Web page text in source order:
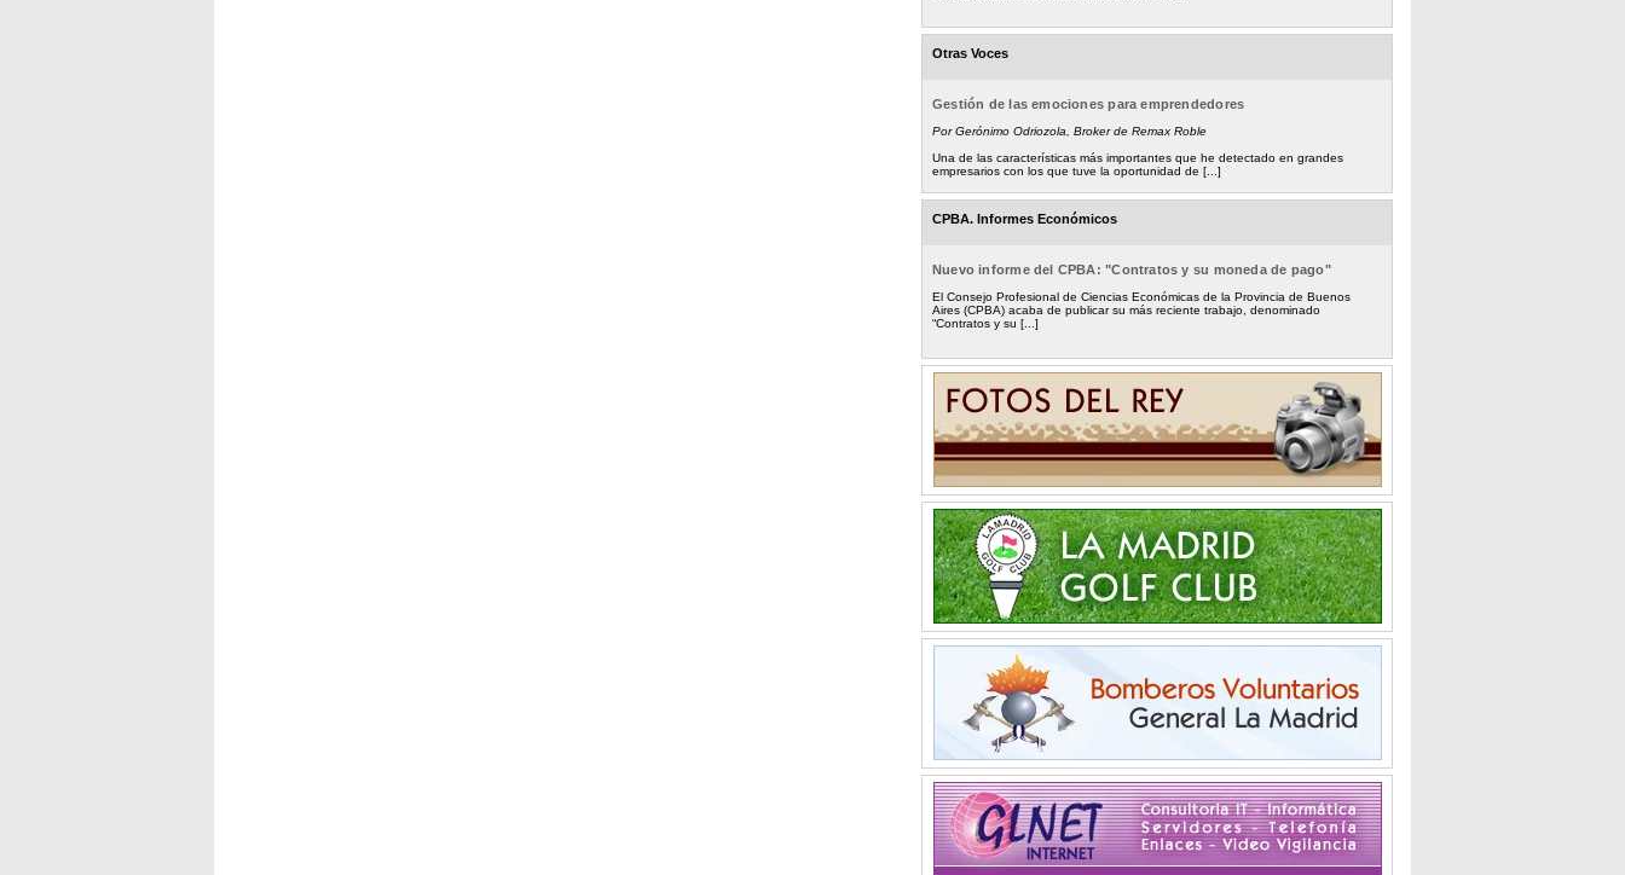
Otras Voces
Gestión de las emociones para emprendedores
Por Gerónimo Odriozola, Broker de Remax Roble
Una de las características más importantes que he detectado en grandes
empresarios con los que tuve la oportunidad de [...]
CPBA. Informes Económicos
Nuevo informe del CPBA: "Contratos y su moneda de pago"
El Consejo Profesional de Ciencias Económicas de la Provincia de Buenos
Aires (CPBA) acaba de publicar su más reciente trabajo, denominado
“Contratos y su [...]